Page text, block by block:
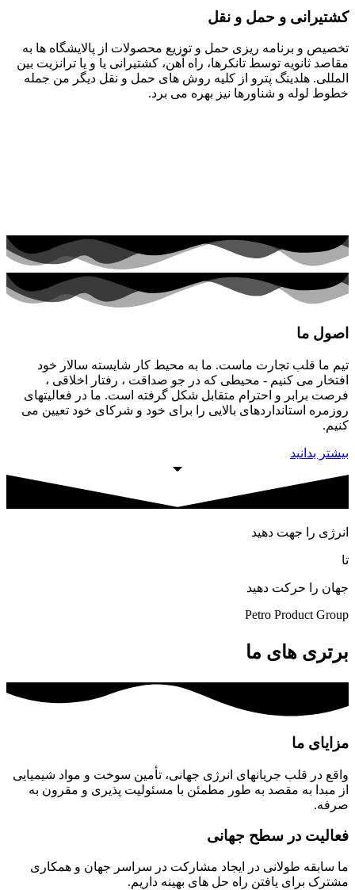
کشتیرانی و حمل و نقل
تخصیص و برنامه ریزی حمل و توزیع محصولات از پالایشگاه ها به
مقاصد ثانویه توسط تانکرها، راه آهن، کشتیرانی یا و یا ترانزیت بین
المللی. هلدینگ پترو از کلیه روش های حمل و نقل دیگر من جمله
خطوط لوله و شناورها نیز بهره می برد.
اصول ما
تیم ما قلب تجارت ماست. ما به محیط کار شایسته سالار خود
افتخار می کنیم - محیطی که در جو صداقت ، رفتار اخلاقی ،
فرصت برابر و احترام متقابل شکل گرفته است. ما در فعالیتهای
روزمره استانداردهای بالایی را برای خود و شرکای خود تعیین می
کنیم.
بیشتر بدانید
انرژی را جهت دهید
تا
جهان را حرکت دهید
Petro Product Group
برتری های ما
مزایای ما
واقع در قلب جریانهای انرژی جهانی، تأمین سوخت و مواد شیمیایی
از مبدا به مقصد به طور مطمئن با مسئولیت پذیری و مقرون به
صرفه.
فعالیت در سطح جهانی
ما سابقه طولانی در ایجاد مشارکت در سراسر جهان و همکاری
مشترک برای یافتن راه حل های بهینه داریم.